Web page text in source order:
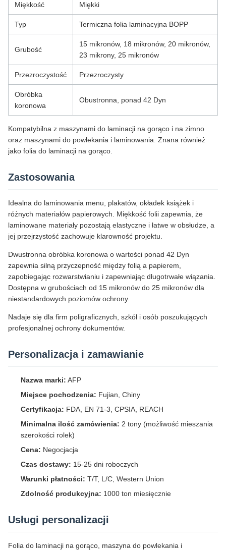
Miękkość Miękki
Typ Termiczna folia laminacyjna BOPP
Grubość
15 mikronów, 18 mikronów, 20 mikronów,
23 mikrony, 25 mikronów
Przezroczystość Przezroczysty
Obróbka
koronowa
Obustronna, ponad 42 Dyn
Kompatybilna z maszynami do laminacji na gorąco i na zimno
oraz maszynami do powlekania i laminowania. Znana również
jako folia do laminacji na gorąco.
Zastosowania
Idealna do laminowania menu, plakatów, okładek książek i
różnych materiałów papierowych. Miękkość folii zapewnia, że
laminowane materiały pozostają elastyczne i łatwe w obsłudze, a
jej przejrzystość zachowuje klarowność projektu.
Dwustronna obróbka koronowa o wartości ponad 42 Dyn
zapewnia silną przyczepność między folią a papierem,
zapobiegając rozwarstwianiu i zapewniając długotrwałe wiązania.
Dostępna w grubościach od 15 mikronów do 25 mikronów dla
niestandardowych poziomów ochrony.
Nadaje się dla firm poligraficznych, szkół i osób poszukujących
profesjonalnej ochrony dokumentów.
Personalizacja i zamawianie
Nazwa marki: AFP
Miejsce pochodzenia: Fujian, Chiny
Certyfikacja: FDA, EN 71-3, CPSIA, REACH
Minimalna ilość zamówienia: 2 tony (możliwość mieszania
szerokości rolek)
Cena: Negocjacja
Czas dostawy: 15-25 dni roboczych
Warunki płatności: T/T, L/C, Western Union
Zdolność produkcyjna: 1000 ton miesięcznie
Usługi personalizacji
Folia do laminacji na gorąco, maszyna do powlekania i